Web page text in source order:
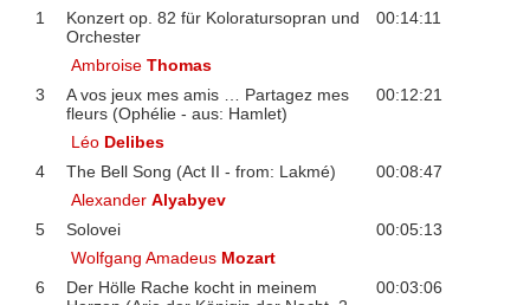
1
Konzert op. 82 für Koloratursopran und
Orchester
00:14:11
AmbroiseThomas
3
A vos jeux mes amis … Partagez mes
fleurs (Ophélie - aus: Hamlet)
00:12:21
Léo Delibes
4
The Bell Song (Act II - from: Lakmé)
00:08:47
AlexanderAlyabyev
5
Solovei
00:05:13
Wolfgang Amadeus Mozart
6
Der Hölle Rache kocht in meinem
00:03:06